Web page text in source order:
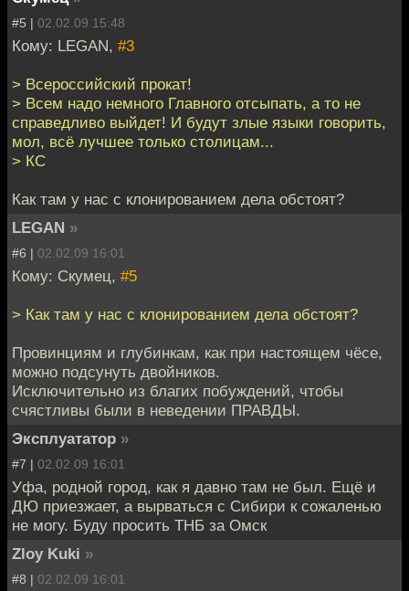
#5 | 02.02.09 15:48
Кому: LEGAN, #3
> Всероссийский прокат!
> Всем надо немного Главного отсыпать, а то не
справедливо выйдет! И будут злые языки говорить,
мол, всё лучшее только столицам...
> КС
Как там у нас с клонированием дела обстоят?
LEGAN »
#6 | 02.02.09 16:01
Кому: Скумец, #5
> Как там у нас с клонированием дела обстоят?
Провинциям и глубинкам, как при настоящем чёсе,
можно подсунуть двойников.
Исключительно из благих побуждений, чтобы
счястливы были в неведении ПРАВДЫ.
Эксплуататор »
#7 | 02.02.09 16:01
Уфа, родной город, как я давно там не был. Ещё и
ДЮ приезжает, а вырваться с Сибири к сожаленью
не могу. Буду просить ТНБ за Омск
Zloy Kuki »
#8 | 02.02.09 16:01